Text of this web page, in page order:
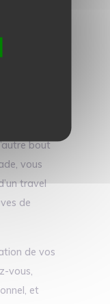
la
que
bout
vous
travel
de
de vos
vous,
et